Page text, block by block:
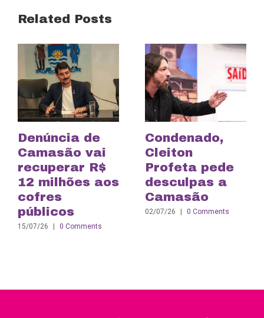
Related Posts
Denúncia de
Camasão vai
recuperar R$
12 milhões aos
cofres
públicos
15/07/26 | 0 Comments
Condenado,
Cleiton
Profeta pede
desculpas a
Camasão
02/07/26 | 0 Comments